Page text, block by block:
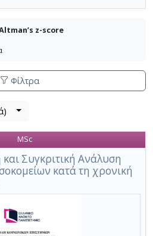
z-score
Φίλτρα
Συγκριτική Ανάλυση
κατά τη χρονική
MSc